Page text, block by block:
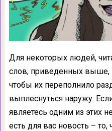
Для некоторых людей,
слов, приведенных выше,
чтобы их переполнило
выплеснуться наружу.
являетесь одним из этих
есть для вас новость –